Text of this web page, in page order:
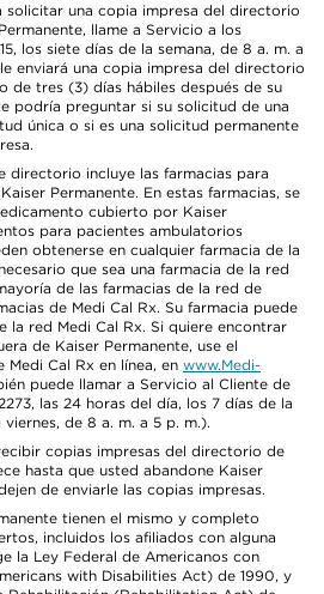
solicitar una copia impresa del directorio
llame a Servicio a los
los siete días de la semana, de 8 a. m. a
enviará una copia impresa del directorio
de tres (3) días hábiles después de su
podría preguntar si su solicitud de una
única o si es una solicitud permanente
directorio incluye las farmacias para
Permanente. En estas farmacias, se
cubierto por Kaiser
para pacientes ambulatorios
obtenerse en cualquier farmacia de la
que sea una farmacia de la red
de las farmacias de la red de
de Medi Cal Rx. Su farmacia puede
la red Medi Cal Rx. Si quiere encontrar
de Kaiser Permanente, use el
Cal Rx en línea, en www.Medi-
puede llamar a Servicio al Cliente de
las 24 horas del día, los 7 días de la
viernes, de 8 a. m. a 5 p. m.).
copias impresas del directorio de
hasta que usted abandone Kaiser
de enviarle las copias impresas.
tienen el mismo y completo
incluidos los afiliados con alguna
la Ley Federal de Americanos con
with Disabilities Act) de 1990, y